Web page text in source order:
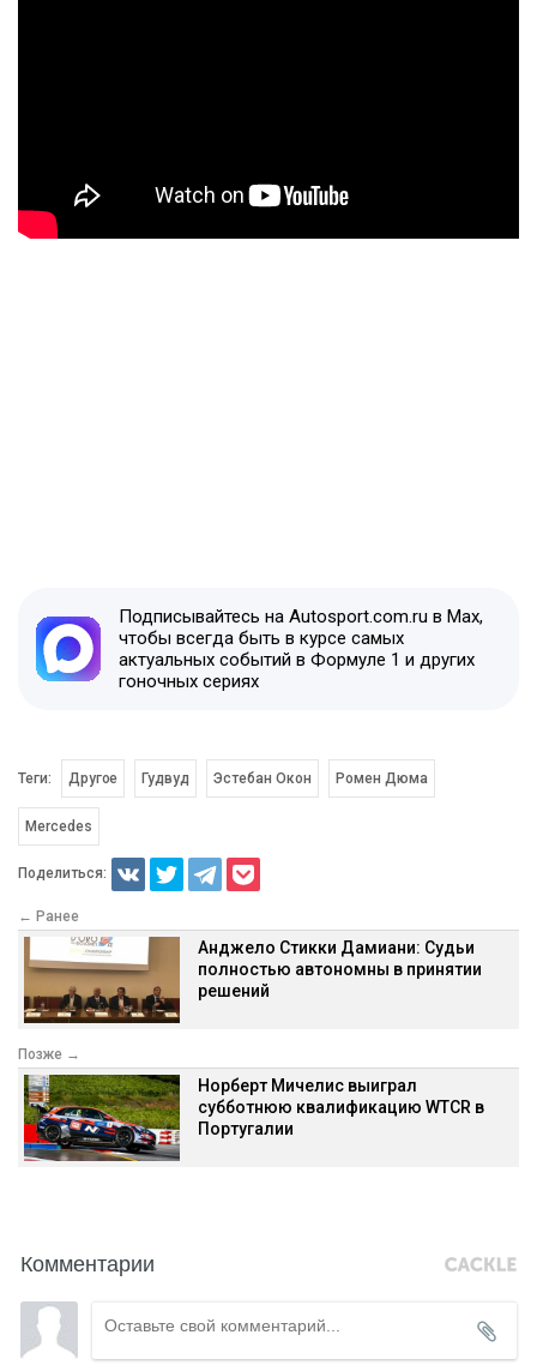
Подписывайтесь на Autosport.com.ru в Max,
чтобы всегда быть в курсе самых
актуальных событий в Формуле 1 и других
гоночных сериях
Теги: Другое Гудвуд Эстебан Окон Ромен Дюма
Mercedes
Поделиться:
← Ранее
Анджело Стикки Дамиани: Судьи
полностью автономны в принятии
решений
Позже →
Норберт Мичелис выиграл
субботнюю квалификацию WTCR в
Португалии
Комментарии